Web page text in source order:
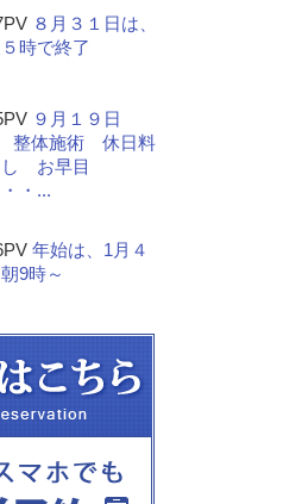
８月３１日は、
時で終了
９月１９日
整体施術 休日料
し お早目
・...
年始は、1月４
9時～